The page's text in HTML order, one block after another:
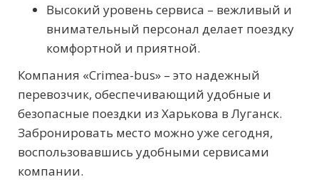
Высокий уровень сервиса – вежливый и
внимательный персонал делает поездку
комфортной и приятной.
Компания «Crimea-bus» – это надежный
перевозчик, обеспечивающий удобные и
безопасные поездки из Харькова в Луганск.
Забронировать место можно уже сегодня,
воспользовавшись удобными сервисами
компании.